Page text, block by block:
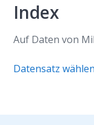
Index
Auf Daten von
Datensatz wählen